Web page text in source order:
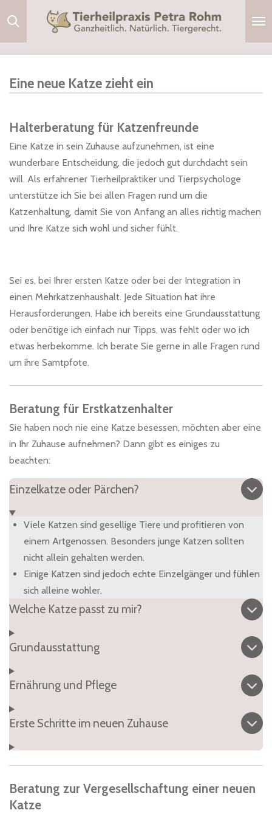
Zum
Hauptinhalt
Eine neue Katze zieht ein
Halterberatung für Katzenfreunde
Eine Katze in sein Zuhause aufzunehmen, ist eine
wunderbare Entscheidung, die jedoch gut durchdacht sein
will. Als erfahrener Tierheilpraktiker und Tierpsychologe
unterstütze ich Sie bei allen Fragen rund um die
Katzenhaltung, damit Sie von Anfang an alles richtig machen
und Ihre Katze sich wohl und sicher fühlt.
Sei es, bei Ihrer ersten Katze oder bei der Integration in
einen Mehrkatzenhaushalt. Jede Situation hat ihre
Herausforderungen. Habe ich bereits eine Grundausstattung
oder benötige ich einfach nur Tipps, was fehlt oder wo ich
etwas herbekomme. Ich berate Sie gerne in alle Fragen rund
um ihre Samtpfote.
Beratung für Erstkatzenhalter
Sie haben noch nie eine Katze besessen, möchten aber eine
in Ihr Zuhause aufnehmen? Dann gibt es einiges zu
beachten:
Einzelkatze oder Pärchen?
Viele Katzen sind gesellige Tiere und profitieren von
einem Artgenossen. Besonders junge Katzen sollten
nicht allein gehalten werden.
Einige Katzen sind jedoch echte Einzelgänger und fühlen
sich alleine wohler.
Welche Katze passt zu mir?
Grundausstattung
Ernährung und Pflege
Erste Schritte im neuen Zuhause
Beratung zur Vergesellschaftung einer neuen
Katze